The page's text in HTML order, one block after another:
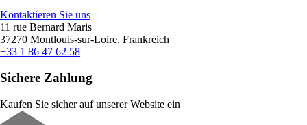
Kontaktieren Sie uns
11 rue Bernard Maris
37270 Montlouis-sur-Loire, Frankreich
+33 1 86 47 62 58
Sichere Zahlung
Kaufen Sie sicher auf unserer Website ein